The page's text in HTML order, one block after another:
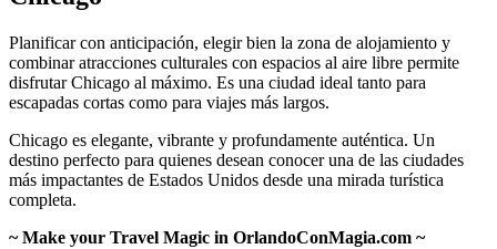
Planificar con anticipación, elegir bien la zona de alojamiento y
combinar atracciones culturales con espacios al aire libre permite
disfrutar Chicago al máximo. Es una ciudad ideal tanto para
escapadas cortas como para viajes más largos.
Chicago es elegante, vibrante y profundamente auténtica. Un
destino perfecto para quienes desean conocer una de las ciudades
más impactantes de Estados Unidos desde una mirada turística
completa.
~ Make your Travel Magic in OrlandoConMagia.com ~